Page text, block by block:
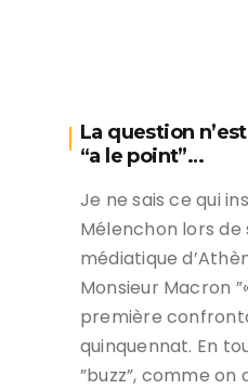
La question
“a le point”…
Je ne sais ce qui
Mélenchon lors
médiatique
Monsieur Macron
première
quinquennat. En
”buzz”, comme on